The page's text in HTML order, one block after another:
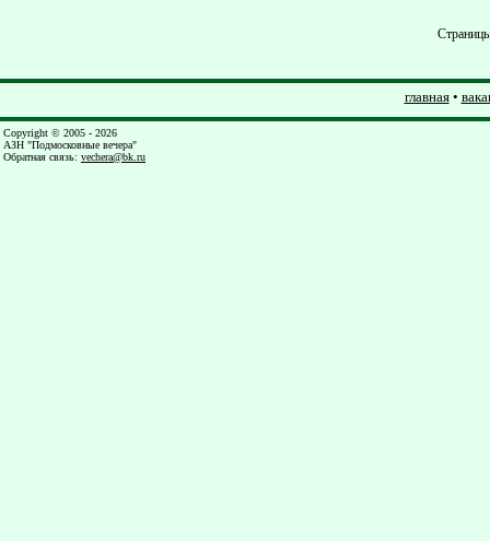
главная•
Copyright © 2005 - 2026
АЗН "Подмосковные вечера"
Обратная связь: vechera@bk.ru